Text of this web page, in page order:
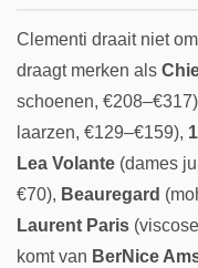
Clementi draait niet
draagt merken als
schoenen,
laarzen, €129–€159),
Lea Volante (dames
€70), Beauregard
Laurent Paris
komt van BerNice